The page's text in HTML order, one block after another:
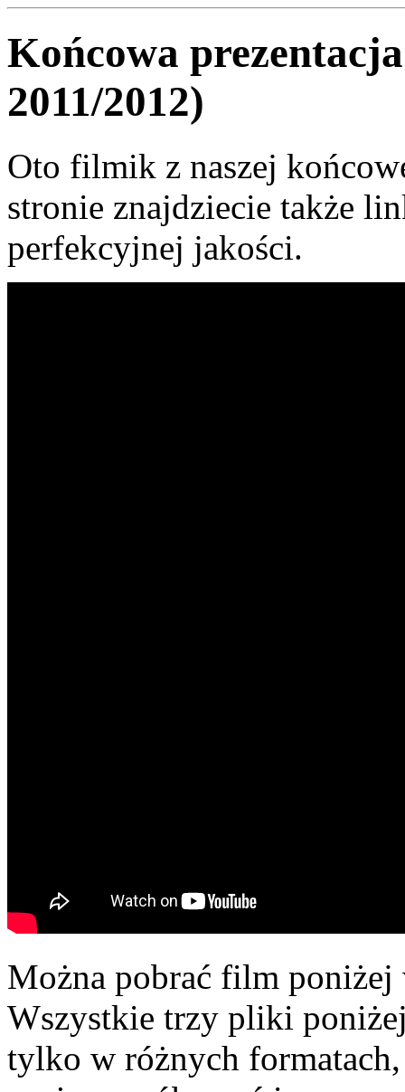
Końcowa
2011/2012)
Oto filmik z naszej
stronie znajdziecie także
perfekcyjnej jakości.
Można pobrać film
Wszystkie trzy pliki
tylko w różnych formatach,